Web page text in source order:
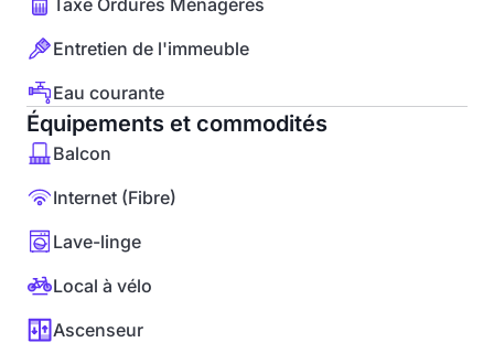
Taxe Ordures Ménagères
Entretien de l'immeuble
Eau courante
Équipements et commodités
Balcon
Internet (Fibre)
Lave-linge
Local à vélo
Ascenseur